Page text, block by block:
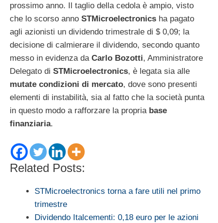
prossimo anno. Il taglio della cedola è ampio, visto
che lo scorso anno STMicroelectronics ha pagato
agli azionisti un dividendo trimestrale di $ 0,09; la
decisione di calmierare il dividendo, secondo quanto
messo in evidenza da Carlo Bozotti, Amministratore
Delegato di STMicroelectronics, è legata sia alle
mutate condizioni di mercato, dove sono presenti
elementi di instabilità, sia al fatto che la società punta
in questo modo a rafforzare la propria base
finanziaria.
Related Posts:
STMicroelectronics torna a fare utili nel primo
trimestre
Dividendo Italcementi: 0,18 euro per le azioni